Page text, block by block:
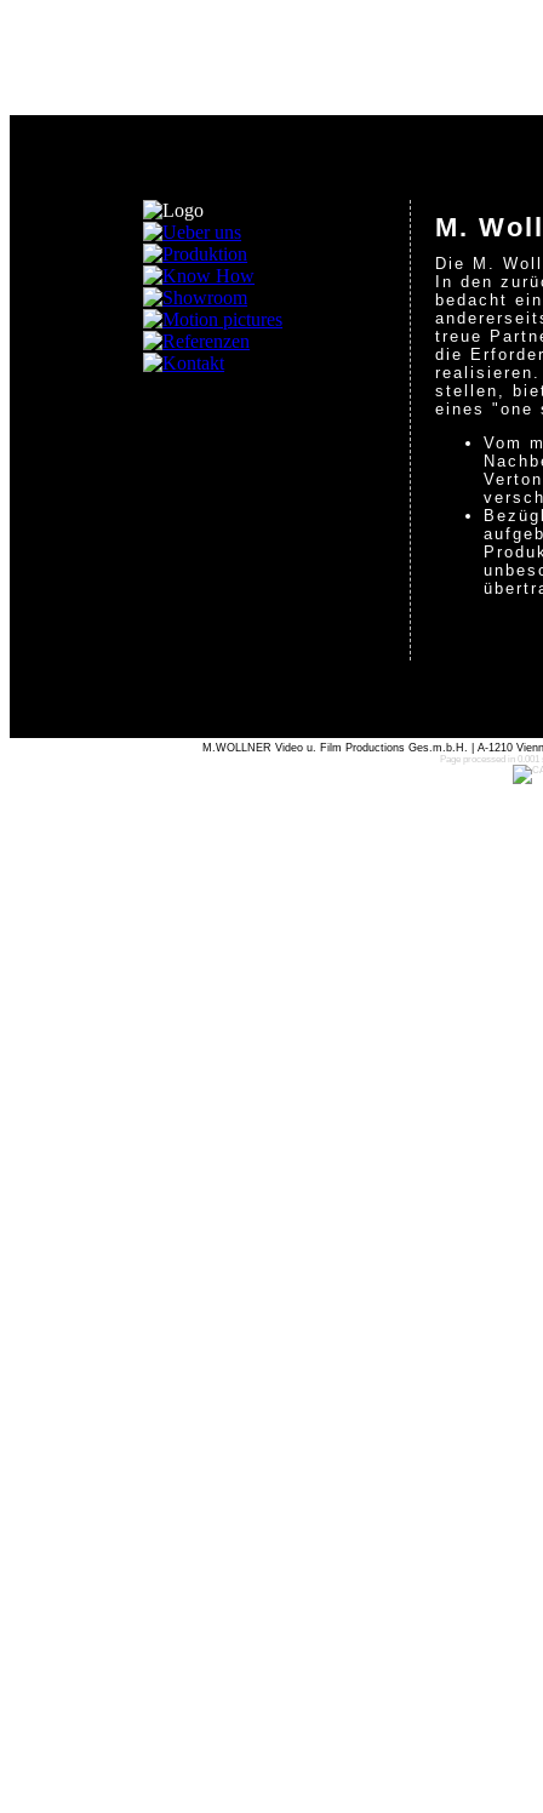
M.
Die M.
In den
bedacht
treue
die
realisieren.
stellen,
eines "one
Vom
M.WOLLNER Video u. Film Productions Ges.m.b.H. | A-1210
Page processed in